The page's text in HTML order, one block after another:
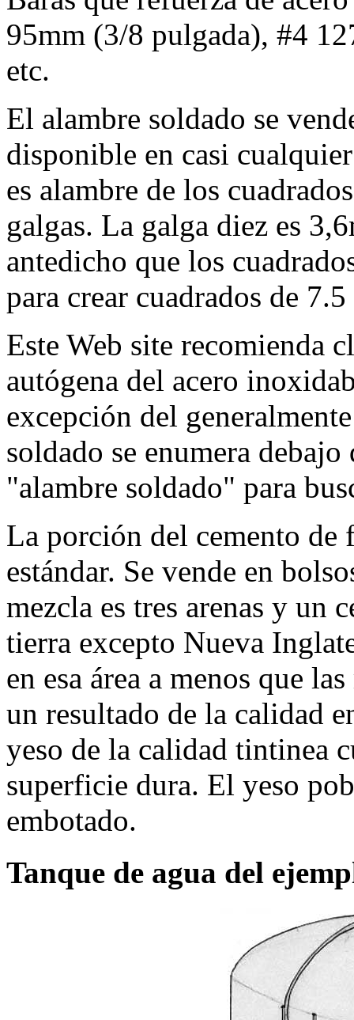
95mm (3/8 pulgada), #4
etc.
El alambre soldado se
disponible en casi
es alambre de los
galgas. La galga diez es
antedicho que los
para crear cuadrados de
Este Web site recomienda
autógena del acero
excepción del
soldado se enumera
"alambre soldado" para
La porción del cemento de
estándar. Se vende en
mezcla es tres arenas y un
tierra excepto Nueva
en esa área a menos que
un resultado de la calidad
yeso de la calidad tintinea
superficie dura. El yeso
embotado.
Tanque de agua del